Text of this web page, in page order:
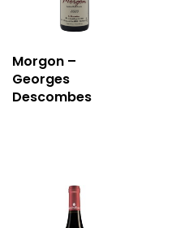
Morgon –
Georges
Descombes